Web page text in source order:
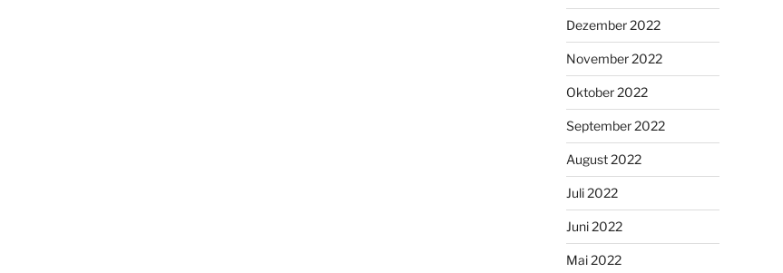
Dezember 2022
November 2022
Oktober 2022
September 2022
August 2022
Juli 2022
Juni 2022
Mai 2022